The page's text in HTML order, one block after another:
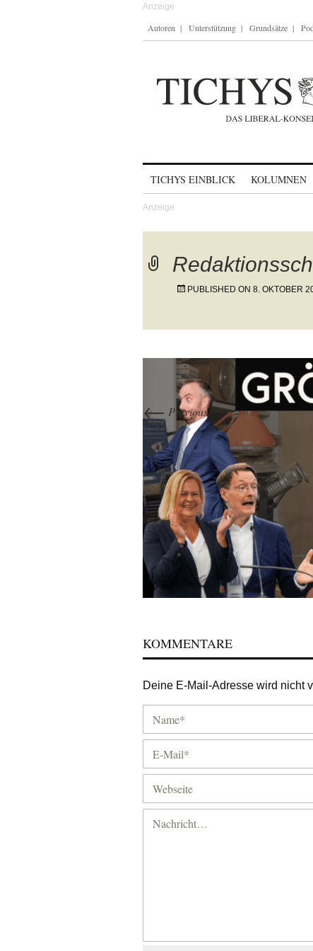
Autoren Unterstützung Grundsätze
TICHYS EINBLICK KOLUMNEN
PUBLISHED ON 8. OKTOBER
← Previous
KOMMENTARE
Deine E-Mail-Adresse wird nicht